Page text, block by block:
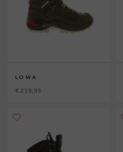
LOWA
€ 219,95